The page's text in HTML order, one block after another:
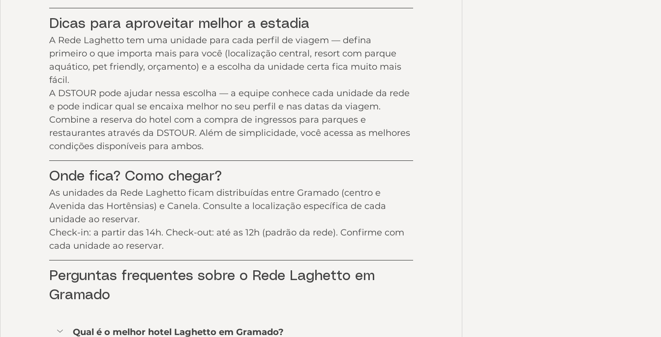
Dicas para aproveitar melhor a estadia
A Rede Laghetto tem uma unidade para cada perfil de viagem — defina
primeiro o que importa mais para você (localização central, resort com parque
aquático, pet friendly, orçamento) e a escolha da unidade certa fica muito mais
fácil.
A DSTOUR pode ajudar nessa escolha — a equipe conhece cada unidade da rede
e pode indicar qual se encaixa melhor no seu perfil e nas datas da viagem.
Combine a reserva do hotel com a compra de ingressos para parques e
restaurantes através da DSTOUR. Além de simplicidade, você acessa as melhores
condições disponíveis para ambos.
Onde fica? Como chegar?
As unidades da Rede Laghetto ficam distribuídas entre Gramado (centro e
Avenida das Hortênsias) e Canela. Consulte a localização específica de cada
unidade ao reservar.
Check-in: a partir das 14h. Check-out: até as 12h (padrão da rede). Confirme com
cada unidade ao reservar.
Perguntas frequentes sobre o Rede Laghetto em
Gramado
Qual é o melhor hotel Laghetto em Gramado?